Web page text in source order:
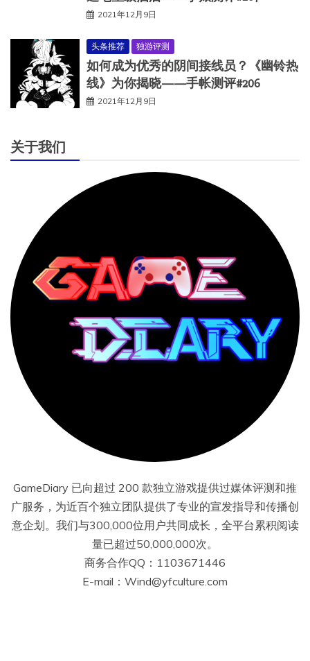
2021年12月9日
头条推荐 独游评测
如何成为优秀的阴间接线员？《幽铃热
线》为你揭晓——手帐测评#206
2021年12月9日
关于我们
GameDiary 已向超过 200 款独立游戏提供过媒体评测和推
广服务，为近百个独立团队提供了专业的宣发指导和传播创
意企划。我们与300,000位用户共同成长，全平台累积阅读
量已超过50,000,000次。
商务合作QQ：1103671446
E-mail：Wind@yfculture.com